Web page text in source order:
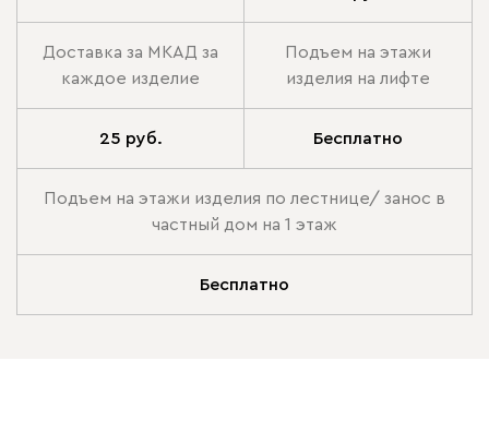
Доставка за МКАД за
каждое изделие
Подъем на этажи
изделия на лифте
25 руб. Бесплатно
Подъем на этажи изделия по лестнице/ занос в
частный дом на 1 этаж
Бесплатно